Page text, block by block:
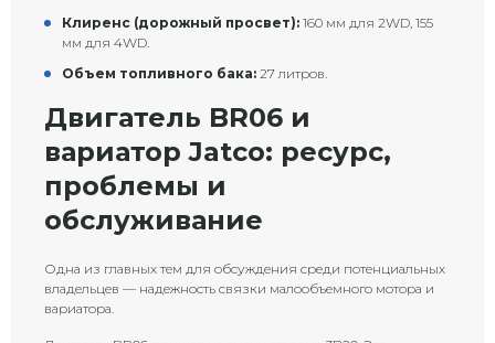
Клиренс (дорожный просвет): 160 мм для 2WD, 155
мм для 4WD.
Объем топливного бака: 27 литров.
Двигатель BR06 и
вариатор Jatco: ресурс,
проблемы и
обслуживание
Одна из главных тем для обсуждения среди потенциальных
владельцев — надежность связки малообъемного мотора и
вариатора.